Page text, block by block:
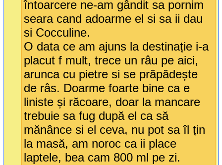
întoarcere ne-am gândit sa pornim
seara cand adoarme el si sa ii dau
si Cocculine.
O data ce am ajuns la destinație i-a
placut f mult, trece un râu pe aici,
arunca cu pietre si se prăpădește
de râs. Doarme foarte bine ca e
liniste și răcoare, doar la mancare
trebuie sa fug după el ca să
mănânce si el ceva, nu pot sa îl țin
la masă, am noroc ca ii place
laptele, bea cam 800 ml pe zi.